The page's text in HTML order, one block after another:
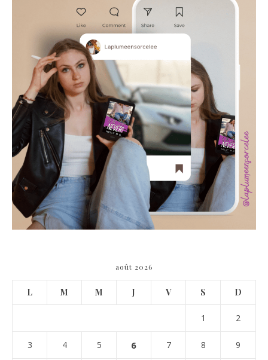
août 2026
L M M J V S D
1 2
3 4 5 6 7 8 9